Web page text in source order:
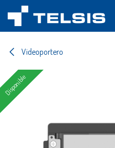
Ir al contenido
Videoportero
Disponible